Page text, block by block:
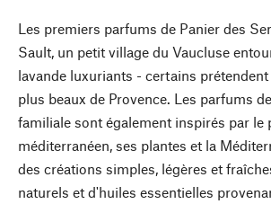
Les premiers parfums de Panier des
Sault, un petit village du Vaucluse
lavande luxuriants - certains
plus beaux de Provence. Les parfums
familiale sont également inspirés par le
méditerranéen, ses plantes et la
des créations simples, légères et
naturels et d'huiles essentielles